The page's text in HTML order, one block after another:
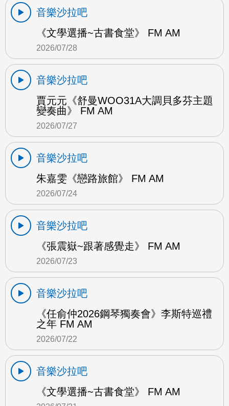
音樂沙拉吧
《文學選播~古書食堂》 FM AM
2026/07/28
音樂沙拉吧
賈元元《舒曼WOO31A大調貝多芬主題
變奏曲》 FM AM
2026/07/27
音樂沙拉吧
朱嘉雯《戀路旅館》 FM AM
2026/07/24
音樂沙拉吧
《張震嶽~跟著感覺走》 FM AM
2026/07/23
音樂沙拉吧
《任俞仲2026鋼琴獨奏會》李斯特巡禮
之年 FM AM
2026/07/22
音樂沙拉吧
《文學選播~古書食堂》 FM AM